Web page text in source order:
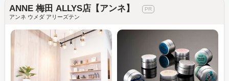
ANNE 梅田 ALLYS店【アンネ】
アンネ ウメダ アリーズテン